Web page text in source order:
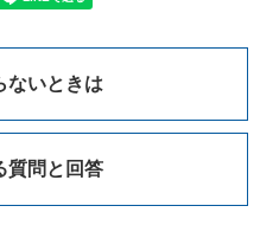
ないときは
質問と回答